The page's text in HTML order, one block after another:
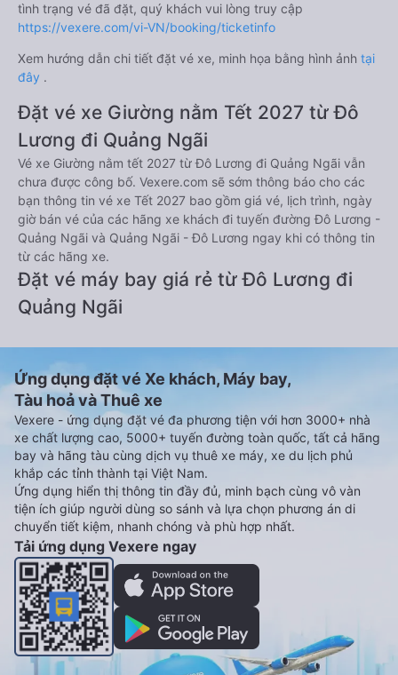
tình trạng vé đã đặt, quý khách vui lòng truy cập
https://vexere.com/vi-VN/booking/ticketinfo
Xem hướng dẫn chi tiết đặt vé xe, minh họa bằng hình ảnh tại
đây .
Đặt vé xe Giường nằm Tết 2027 từ Đô
Lương đi Quảng Ngãi
Vé xe Giường nằm tết 2027 từ Đô Lương đi Quảng Ngãi vẫn
chưa được công bố. Vexere.com sẽ sớm thông báo cho các
bạn thông tin vé xe Tết 2027 bao gồm giá vé, lịch trình, ngày
giờ bán vé của các hãng xe khách đi tuyến đường Đô Lương -
Quảng Ngãi và Quảng Ngãi - Đô Lương ngay khi có thông tin
từ các hãng xe.
Đặt vé máy bay giá rẻ từ Đô Lương đi
Quảng Ngãi
Ứng dụng đặt vé Xe khách, Máy bay,
Tàu hoả và Thuê xe
Vexere - ứng dụng đặt vé đa phương tiện với hơn 3000+ nhà
xe chất lượng cao, 5000+ tuyến đường toàn quốc, tất cả hãng
bay và hãng tàu cùng dịch vụ thuê xe máy, xe du lịch phủ
khắp các tỉnh thành tại Việt Nam.
Ứng dụng hiển thị thông tin đầy đủ, minh bạch cùng vô vàn
tiện ích giúp người dùng so sánh và lựa chọn phương án di
chuyển tiết kiệm, nhanh chóng và phù hợp nhất.
Tải ứng dụng Vexere ngay